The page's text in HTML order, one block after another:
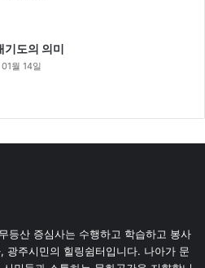
기도의 의미
월 14일
등산 증심사는 수행하고 학습하고 봉사
광주시민의 힐링쉼터입니다. 나아가 문